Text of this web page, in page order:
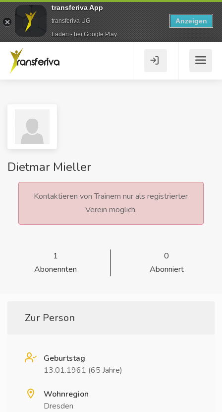
Dietmar Mieller
Kontaktieren von Trainern nur als registrierter
Verein möglich.
1
Abonennten
0
Abonniert
Zur Person
Geburtstag
13.01.1961 (65 Jahre)
Wohnregion
Dresden
transferiva App
transferiva UG
Laden - bei Google Play
Anzeigen